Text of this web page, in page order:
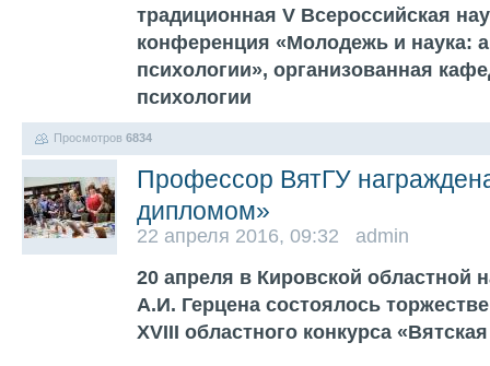
традиционная V Всероссийская
конференция «Молодежь и наука:
психологии», организованная
психологии
Просмотров 6834
Профессор ВятГУ
дипломом»
22 апреля 2016, 09:32 admin
20 апреля в Кировской областной
А.И. Герцена состоялось
XVIII областного конкурса